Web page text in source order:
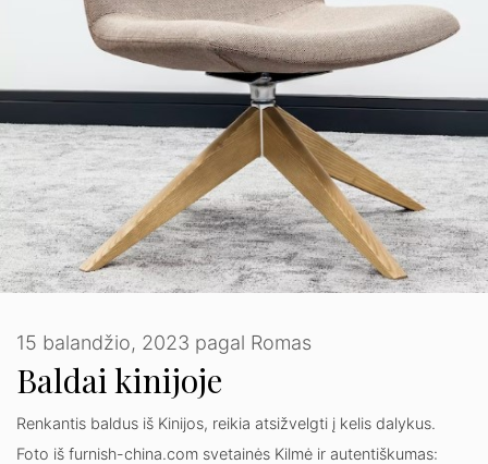
Baldai kinijoje
15 balandžio, 2023 pagal Romas
Renkantis baldus iš Kinijos, reikia atsižvelgti į kelis dalykus.
Foto iš furnish-china.com svetainės Kilmė ir autentiškumas: